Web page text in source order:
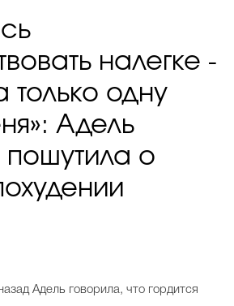
налегке -
только одну
Адель
о
Адель говорила, что гордится